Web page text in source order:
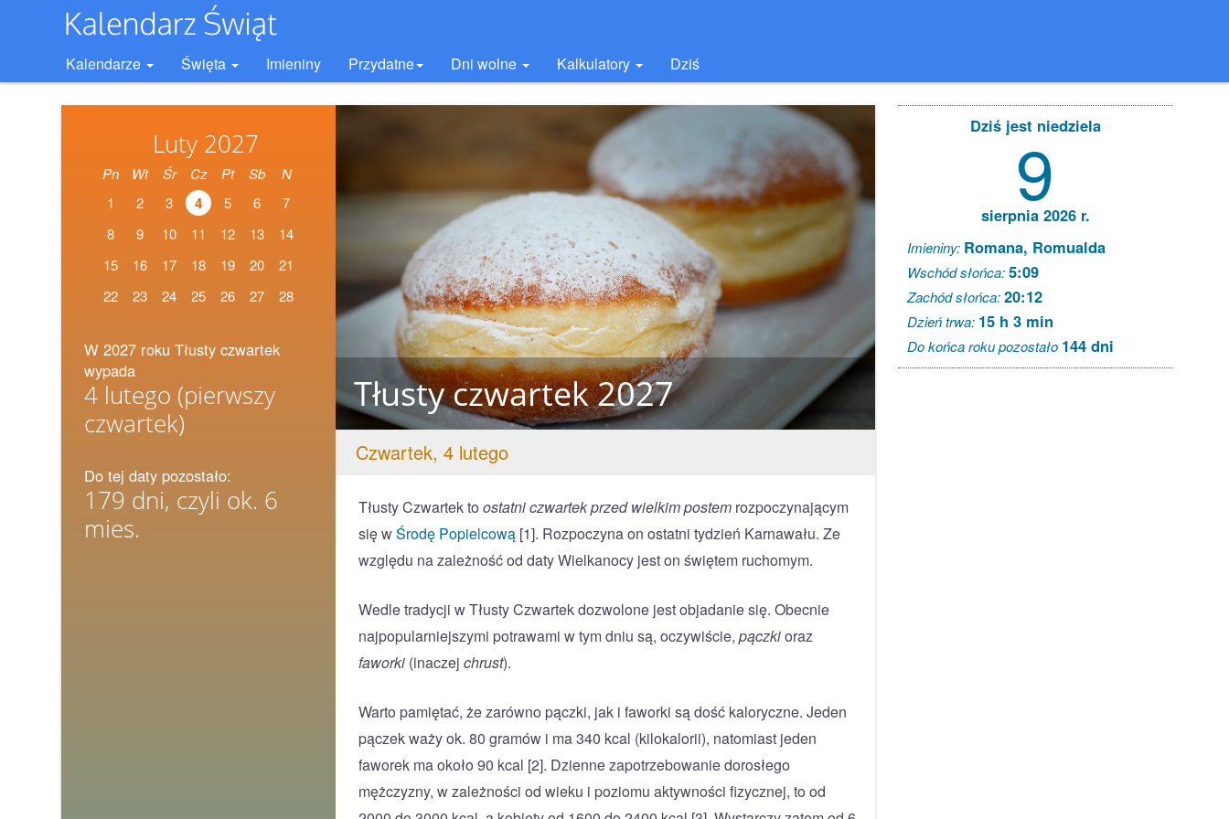
Kalendarze Święta Imieniny Przydatne Dni wolne Kalkulatory Dziś
Luty 2027
Pn Wt Śr Cz Pt Sb
N
1
2 3 4 5 6
7
8
9 10 11 12 13
14
15
16 17 18 19 20
21
22
23 24 25 26 27 28
W 2027 roku Tłusty czwartek
wypada
4 lutego (pierwszy
czwartek)
Do tej daty pozostało:
179 dni, czyli ok. 6
mies.
Tłusty czwartek 2027
Czwartek, 4 lutego
Tłusty Czwartek to ostatni czwartek przed wielkim postem rozpoczynającym
się wŚrodę Popielcową [1]. Rozpoczyna on ostatni tydzień Karnawału. Ze
względu na zależność od daty Wielkanocy jest on świętem ruchomym.
Wedle tradycji w Tłusty Czwartek dozwolone jest objadanie się. Obecnie
najpopularniejszymi potrawami w tym dniu są, oczywiście, pączkioraz
faworki (inaczej chrust).
Warto pamiętać, że zarówno pączki, jak i faworki są dość kaloryczne. Jeden
pączek waży ok. 80 gramów i ma 340 kcal (kilokalorii), natomiast jeden
faworek ma około 90 kcal [2]. Dzienne zapotrzebowanie dorosłego
mężczyzny, w zależności od wieku i poziomu aktywności fizycznej, to od
Dziś jest niedziela
9
sierpnia 2026 r.
Imieniny: Romana, Romualda
Wschód słońca:5:09
Zachód słońca:20:12
Dzień trwa: 15 h 3 min
Do końca roku pozostało 144 dni